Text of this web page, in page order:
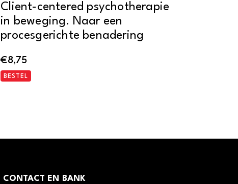
Client-centered psychotherapie
in beweging. Naar een
procesgerichte benadering
€8,75
BESTEL
CONTACT EN BANK